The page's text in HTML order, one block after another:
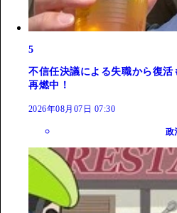
5
不信任決議による失職から復
再燃中！
2026年08月07日 07:30
政